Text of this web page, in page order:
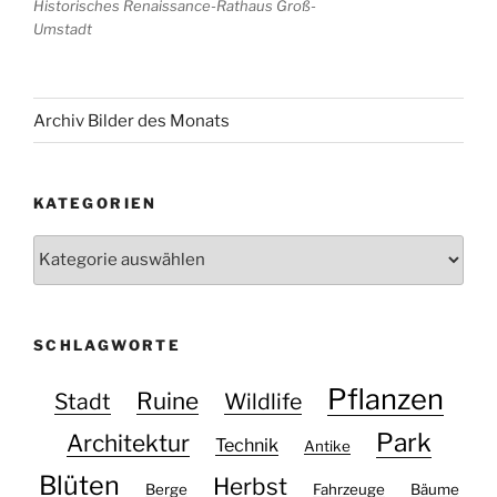
Historisches Renaissance-Rathaus Groß-
Umstadt
Archiv Bilder des Monats
KATEGORIEN
SCHLAGWORTE
Stadt Ruine Wildlife Pflanzen
Architektur Technik Antike Park
Blüten Berge Herbst Fahrzeuge Bäume